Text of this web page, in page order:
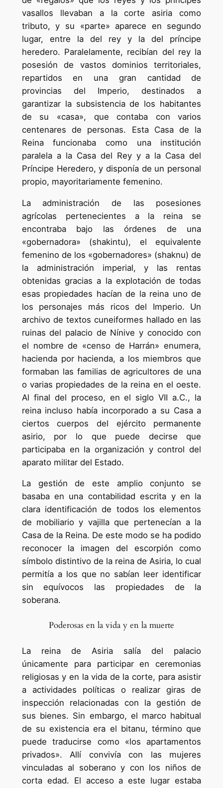
vasallos llevaban a la corte asiria como
tributo, y su «parte» aparece en segundo
lugar, entre la del rey y la del príncipe
heredero. Paralelamente, recibían del rey la
posesión de vastos dominios territoriales,
repartidos en una gran cantidad de
provincias del Imperio, destinados a
garantizar la subsistencia de los habitantes
de su «casa», que contaba con varios
centenares de personas. Esta Casa de la
Reina funcionaba como una institución
paralela a la Casa del Rey y a la Casa del
Príncipe Heredero, y disponía de un personal
propio, mayoritariamente femenino.
La administración de las posesiones
agrícolas pertenecientes a la reina se
encontraba bajo las órdenes de una
«gobernadora» (shakintu), el equivalente
femenino de los «gobernadores» (shaknu) de
la administración imperial, y las rentas
obtenidas gracias a la explotación de todas
esas propiedades hacían de la reina uno de
los personajes más ricos del Imperio. Un
archivo de textos cuneiformes hallado en las
ruinas del palacio de Nínive y conocido con
el nombre de «censo de Harrán» enumera,
hacienda por hacienda, a los miembros que
formaban las familias de agricultores de una
o varias propiedades de la reina en el oeste.
Al final del proceso, en el siglo VII a.C., la
reina incluso había incorporado a su Casa a
ciertos cuerpos del ejército permanente
asirio, por lo que puede decirse que
participaba en la organización y control del
aparato militar del Estado.
La gestión de este amplio conjunto se
basaba en una contabilidad escrita y en la
clara identificación de todos los elementos
de mobiliario y vajilla que pertenecían a la
Casa de la Reina. De este modo se ha podido
reconocer la imagen del escorpión como
símbolo distintivo de la reina de Asiria, lo cual
permitía a los que no sabían leer identificar
sin equívocos las propiedades de la
soberana.
Poderosas en la vida y en la muerte
La reina de Asiria salía del palacio
únicamente para participar en ceremonias
religiosas y en la vida de la corte, para asistir
a actividades políticas o realizar giras de
inspección relacionadas con la gestión de
sus bienes. Sin embargo, el marco habitual
de su existencia era el bitanu, término que
puede traducirse como «los apartamentos
privados». Allí convivía con las mujeres
vinculadas al soberano y con los niños de
corta edad. El acceso a este lugar estaba